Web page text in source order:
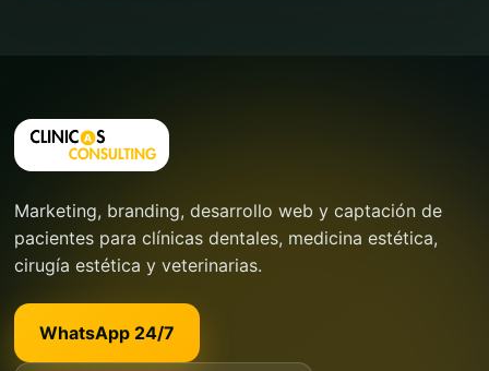
Marketing, branding, desarrollo web y captación de
pacientes para clínicas dentales, medicina estética,
cirugía estética y veterinarias.
WhatsApp 24/7